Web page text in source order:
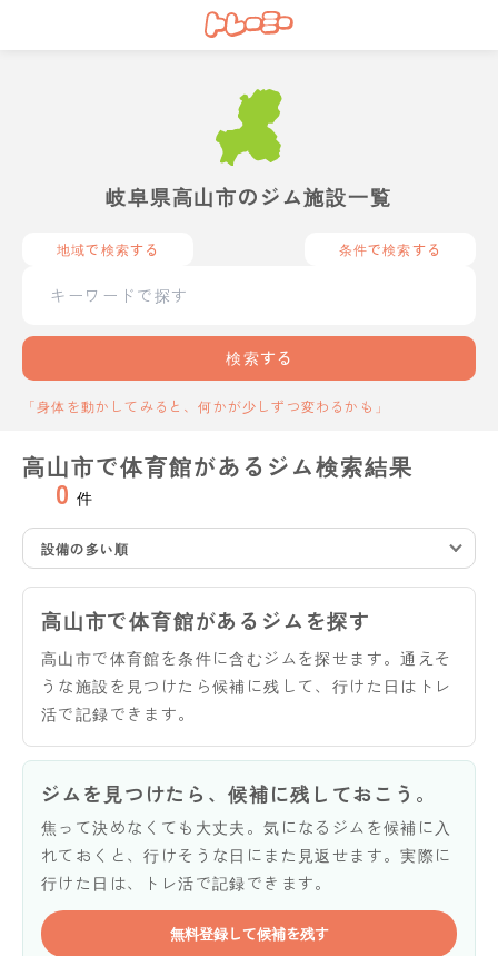
岐阜県高山市のジム施設一覧
地域で検索する 条件で検索する
検索する
「身体を動かしてみると、何かが少しずつ変わるかも」
高山市で体育館があるジム検索結果
0 件
設備の多い順
高山市で体育館があるジムを探す
高山市で体育館を条件に含むジムを探せます。通えそ
うな施設を見つけたら候補に残して、行けた日はトレ
活で記録できます。
ジムを見つけたら、候補に残しておこう。
焦って決めなくても大丈夫。気になるジムを候補に入
れておくと、行けそうな日にまた見返せます。実際に
行けた日は、トレ活で記録できます。
無料登録して候補を残す